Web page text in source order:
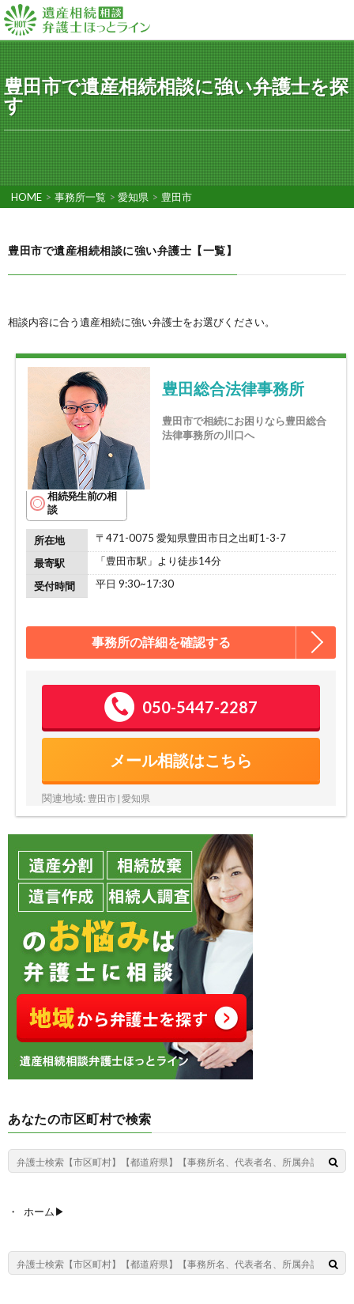
豊田市で遺産相続相談に強い弁護士を探
す
HOME > 事務所一覧 > 愛知県 > 豊田市
豊田市で遺産相続相談に強い弁護士【一覧】
相談内容に合う遺産相続に強い弁護士をお選びください。
豊田総合法律事務所
豊田市で相続にお困りなら豊田総合
法律事務所の川口へ
相続発生前の相
談
所在地
〒471-0075 愛知県豊田市日之出町1-3-7
最寄駅
「豊田市駅」より徒歩14分
受付時間
平日 9:30~17:30
事務所の詳細を確認する
050-5447-2287
メール相談はこちら
関連地域: 豊田市 | 愛知県
あなたの市区町村で検索
ホーム▶︎